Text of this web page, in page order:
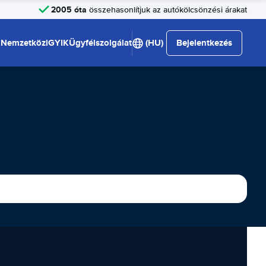
2005 óta összehasonlítjuk az autókölcsönzési árakat
NemzetköziGYIKÜgyfélszolgálat (HU) Bejelentkezés